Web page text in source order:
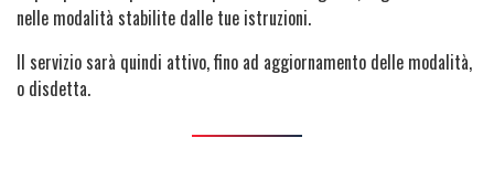
nelle modalità stabilite dalle tue istruzioni.
Il servizio sarà quindi attivo, fino ad aggiornamento delle modalità,
o disdetta.